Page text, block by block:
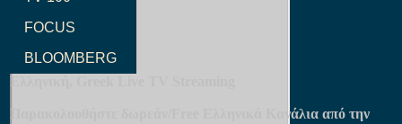
FOCUS
BLOOMBERG
Ελληνική, Greek Live TV Streaming
Παρακολουθήστε δωρεάν/Free Ελληνικά Κανάλια από την